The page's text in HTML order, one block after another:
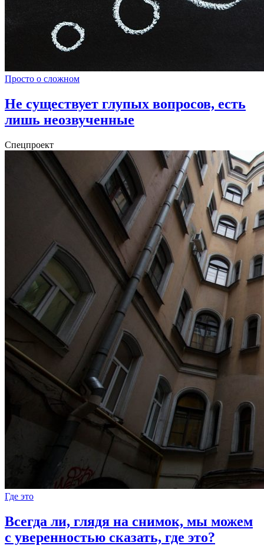
Просто о сложном
Не существует глупых вопросов, есть
лишь неозвученные
Спецпроект
Где это
Всегда ли, глядя на снимок, мы можем
с уверенностью сказать, где это?